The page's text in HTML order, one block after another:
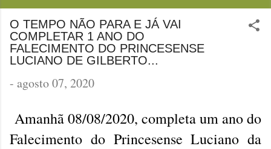
O TEMPO NÃO PARA E JÁ VAI
COMPLETAR 1 ANO DO
FALECIMENTO DO PRINCESENSE
LUCIANO DE GILBERTO...
- agosto 07, 2020
Amanhã 08/08/2020, completa um ano do
Falecimento do Princesense Luciano da